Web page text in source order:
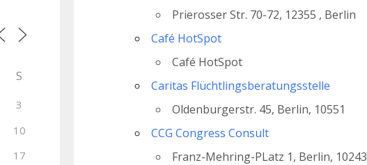
Prierosser Str. 70-72, 12355 , Berlin
Café HotSpot
Café HotSpot
Caritas Flüchtlingsberatungsstelle
Oldenburgerstr. 45, Berlin, 10551
CCG Congress Consult
Franz-Mehring-PLatz 1, Berlin, 10243
S
3
10
17